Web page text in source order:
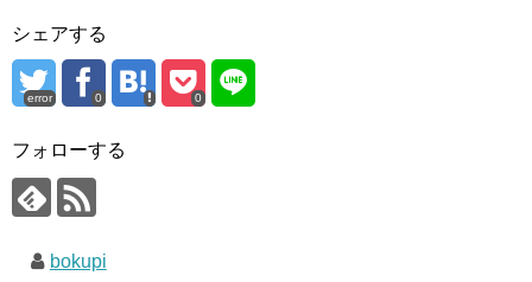
シェアする
error 0 0
フォローする
bokupi